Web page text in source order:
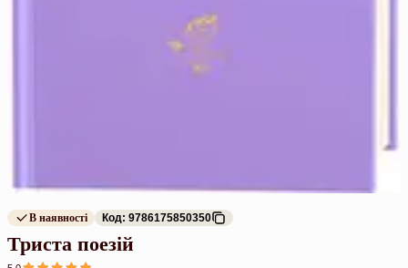
В наявності Код: 9786175850350
Триста поезій